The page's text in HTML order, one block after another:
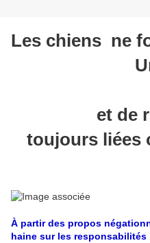
Les chiens ne
et de
toujours liées
À partir des propos
haine sur les